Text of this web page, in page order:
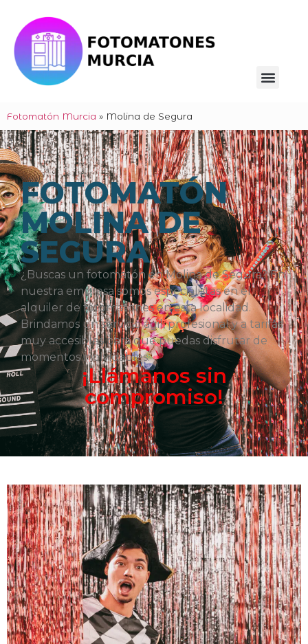
Fotomatón Murcia » Molina de Segura
FOTOMATÓN
MOLINA DE
SEGURA
¿Buscas un fotomatón en Molina de Segura? En
nuestra empresa somos especialistas en el
alquiler de fotomatones en esta localidad.
Brindamos un servicio ágil, profesional y a tarifas
muy accesibles para que puedas disfrutar de
momentos inolvidables.
¡Llámanos sin
compromiso!